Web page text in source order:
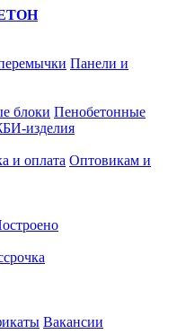
Панели и
блоки Пенобетонные
изделия
и оплата Оптовикам и
Вакансии